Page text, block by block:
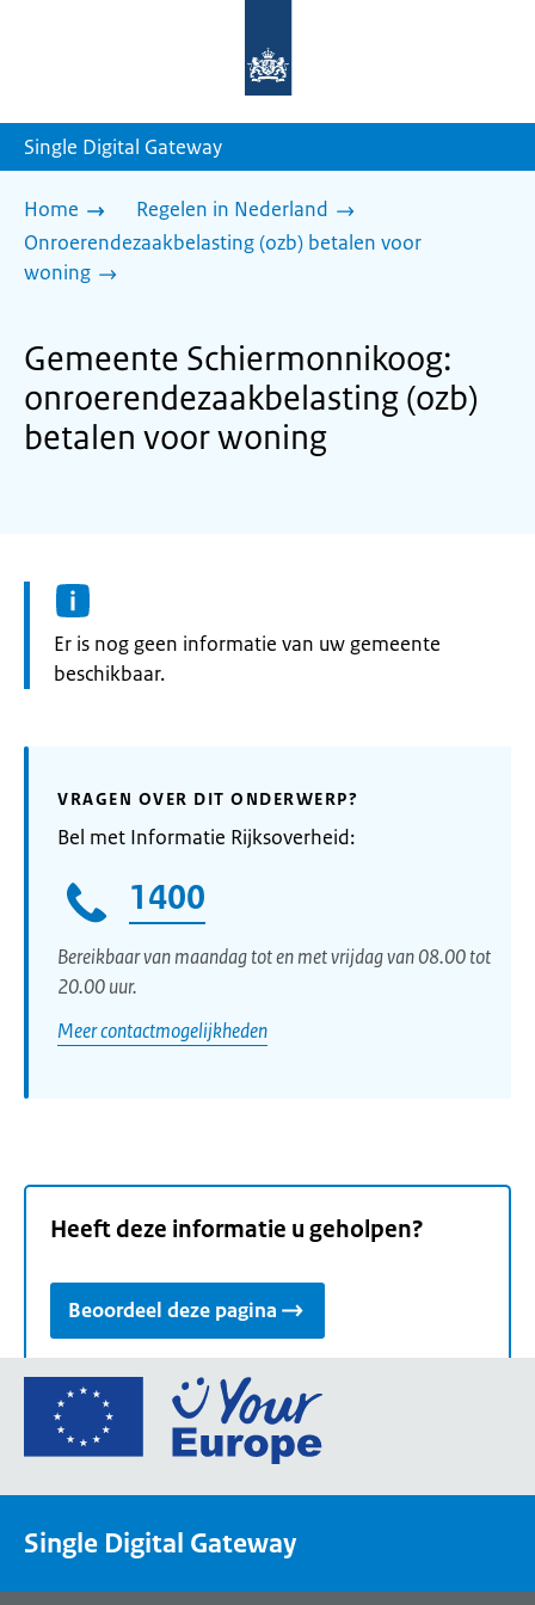
homepage
Single Digital Gateway
Home
Regelen in Nederland
Onroerendezaakbelasting (ozb) betalen voor
woning
Gemeente Schiermonnikoog:
onroerendezaakbelasting (ozb)
betalen voor woning
Informatie:
Er is nog geen informatie van uw gemeente
beschikbaar.
VRAGEN OVER DIT ONDERWERP?
Bel met Informatie Rijksoverheid:
1400
Bereikbaar van maandag tot en met vrijdag van 08.00 tot
20.00 uur.
Meer contactmogelijkheden
Heeft deze informatie u geholpen?
Beoordeel deze pagina
Ga
de
een
Single Digital Gateway